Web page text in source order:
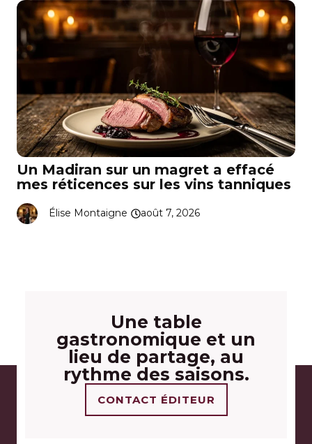
Un Madiran sur un magret a effacé
mes réticences sur les vins tanniques
Élise Montaigne août 7, 2026
Une table
gastronomique et un
lieu de partage, au
rythme des saisons.
CONTACT ÉDITEUR